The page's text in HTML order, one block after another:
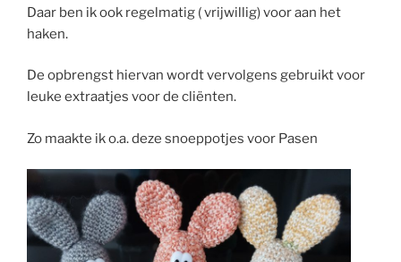
Daar ben ik ook regelmatig ( vrijwillig) voor aan het
haken.
De opbrengst hiervan wordt vervolgens gebruikt voor
leuke extraatjes voor de cliënten.
Zo maakte ik o.a. deze snoeppotjes voor Pasen